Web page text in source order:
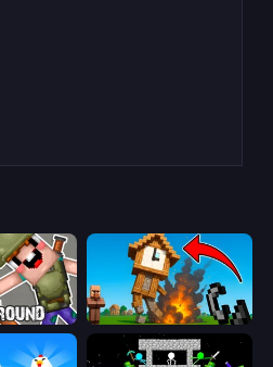
Noob Fuse